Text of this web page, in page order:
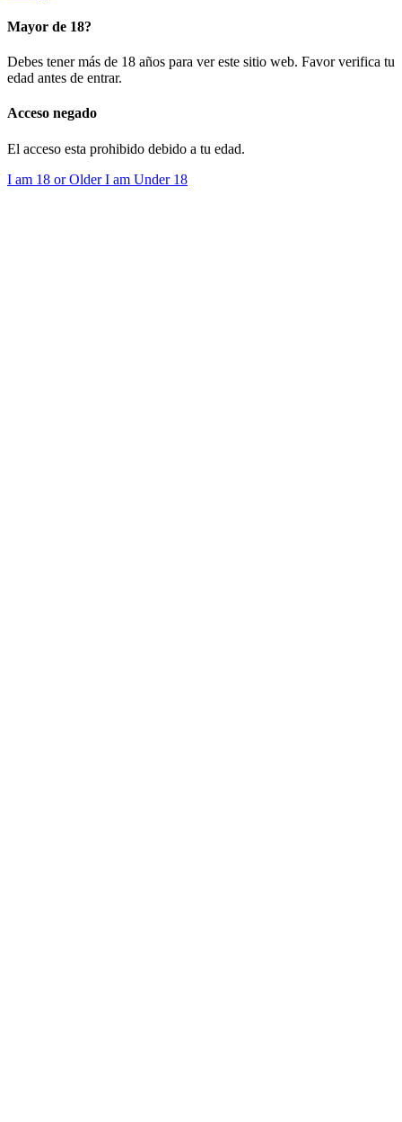
Mayor de 18?
Debes tener más de 18 años para ver este sitio web. Favor verifica tu
edad antes de entrar.
Acceso negado
El acceso esta prohibido debido a tu edad.
I am 18 or OlderI am Under 18